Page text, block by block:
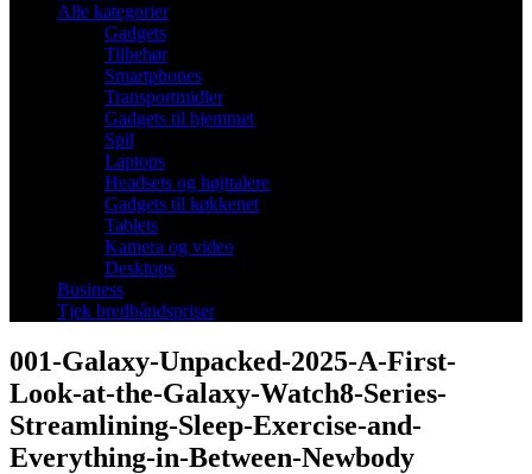
Alle kategorier
Gadgets
Tilbehør
Smartphones
Transportmidler
Gadgets til hjemmet
Spil
Laptops
Headsets og højttalere
Gadgets til køkkenet
Tablets
Kamera og video
Desktops
Business
Tjek bredbåndspriser
001-Galaxy-Unpacked-2025-A-First-
Look-at-the-Galaxy-Watch8-Series-
Streamlining-Sleep-Exercise-and-
Everything-in-Between-Newbody